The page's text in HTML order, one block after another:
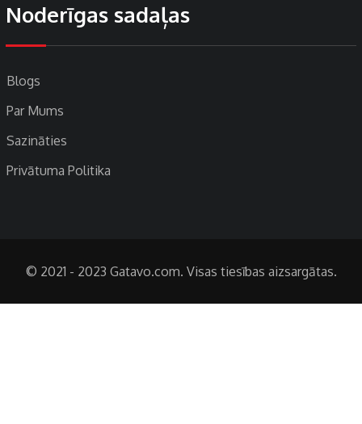
Noderīgas sadaļas
Blogs
Par Mums
Sazināties
Privātuma Politika
© 2021 - 2023 Gatavo.com. Visas tiesības aizsargātas.